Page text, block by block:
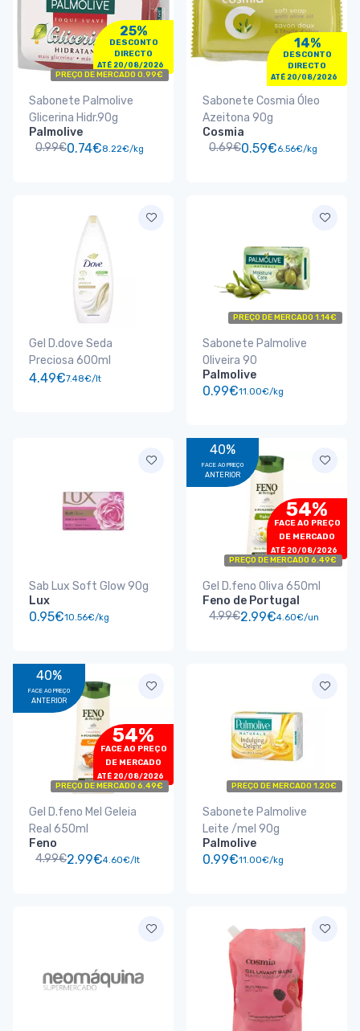
25%
DESCONTO
DIRECTO
ATÉ 20/08/2026
PREÇO DE MERCADO 0.99€
Sabonete Palmolive
Glicerina Hidr.90g
Palmolive
0.99€0.74€8.22€/kg
14%
DESCONTO
DIRECTO
ATÉ 20/08/2026
Sabonete Cosmia Óleo
Azeitona 90g
Cosmia
0.69€0.59€6.56€/kg
Gel D.dove Seda
Preciosa 600ml
4.49€7.48€/lt
PREÇO DE MERCADO 1.14€
Sabonete Palmolive
Oliveira 90
Palmolive
0.99€11.00€/kg
Sab Lux Soft Glow 90g
Lux
0.95€10.56€/kg
40%
FACE AO PREÇO
ANTERIOR
54%
FACE AO PREÇO
DE MERCADO
ATÉ 20/08/2026
PREÇO DE MERCADO 6.49€
Gel D.feno Oliva 650ml
Feno de Portugal
4.99€2.99€4.60€/un
40%
FACE AO PREÇO
ANTERIOR
54%
FACE AO PREÇO
DE MERCADO
ATÉ 20/08/2026
PREÇO DE MERCADO 6.49€
Gel D.feno Mel Geleia
Real 650ml
Feno
4.99€2.99€4.60€/lt
PREÇO DE MERCADO 1.20€
Sabonete Palmolive
Leite /mel 90g
Palmolive
0.99€11.00€/kg